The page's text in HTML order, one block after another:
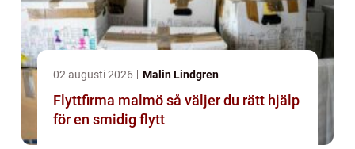
02 augusti 2026 Malin Lindgren
Flyttfirma malmö så väljer du rätt hjälp
för en smidig flytt